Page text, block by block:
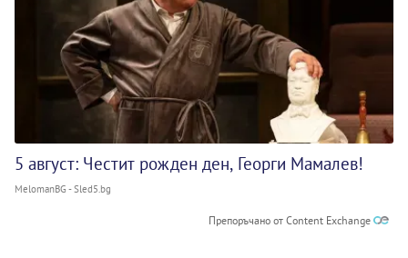
5 август: Честит рожден ден, Георги Мамалев!
MelomanBG - Sled5.bg
Препоръчано от Content Exchange